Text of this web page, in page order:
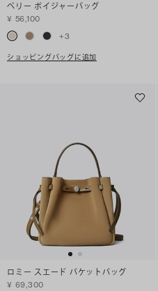
ペリー ボイジャーバッグ
¥ 56,100
+3
ショッピングバッグに追加
ロミー スエード バケットバッグ
¥ 69,300